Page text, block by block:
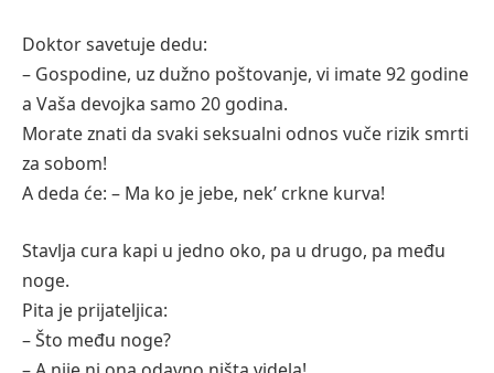
Doktor savetuje dedu:
– Gospodine, uz dužno poštovanje, vi imate 92 godine
a Vaša devojka samo 20 godina.
Morate znati da svaki seksualni odnos vuče rizik smrti
za sobom!
A deda će: – Ma ko je jebe, nek’ crkne kurva!
Stavlja cura kapi u jedno oko, pa u drugo, pa među
noge.
Pita je prijateljica:
– Što među noge?